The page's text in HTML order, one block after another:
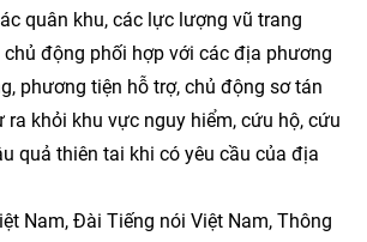
quân khu, các lực lượng vũ trang
động phối hợp với các địa phương
phương tiện hỗ trợ, chủ động sơ tán
ra khỏi khu vực nguy hiểm, cứu hộ, cứu
quả thiên tai khi có yêu cầu của địa
Nam, Đài Tiếng nói Việt Nam, Thông